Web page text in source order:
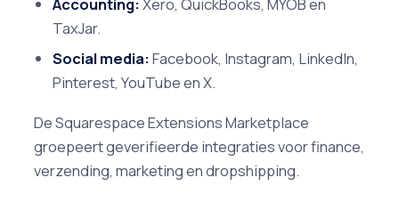
Accounting:Xero, QuickBooks, MYOB en
TaxJar.
Social media:Facebook, Instagram, LinkedIn,
Pinterest, YouTube en X.
De Squarespace Extensions Marketplace
groepeert geverifieerde integraties voor finance,
verzending, marketing en dropshipping.